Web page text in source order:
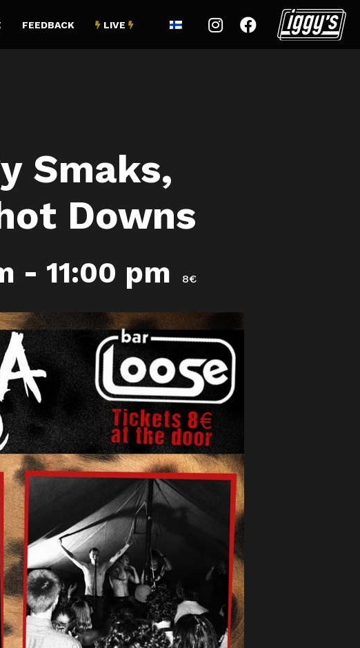
FEEDBACK  LIVE   
Smaks,
Downs
- 11:00 pm 8€